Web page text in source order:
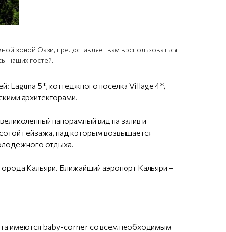
зоной Оази, предоставляет вам воспользоваться
наших гостей.
Laguna 5*, коттеджного поселка Village 4*,
архитекторами.
панорамный вид на залив и
пейзажа, над которым возвышается
отдыха.
Кальяри. Ближайший аэропорт Кальяри –
имеются baby-corner со всем необходимым